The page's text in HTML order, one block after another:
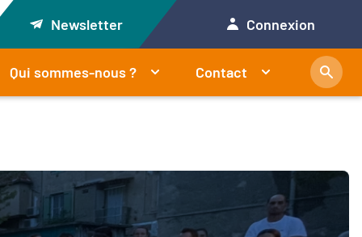
Newsletter Connexion
Qui sommes-nous ? Contact